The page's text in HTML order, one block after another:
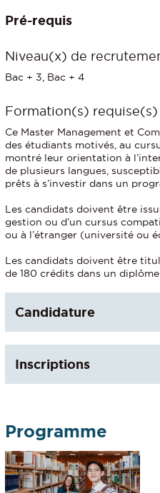
Pré-requis
Niveau(x) de
Bac + 3, Bac + 4
Formation(s) requise(s)
Ce Master Management et
des étudiants motivés, au
montré leur orientation à
de plusieurs langues,
prêts à s’investir dans un
Les candidats doivent être
gestion ou d’un cursus
ou à l’étranger (université ou
Les candidats doivent être
de 180 crédits dans un
Candidature
Inscriptions
Programme